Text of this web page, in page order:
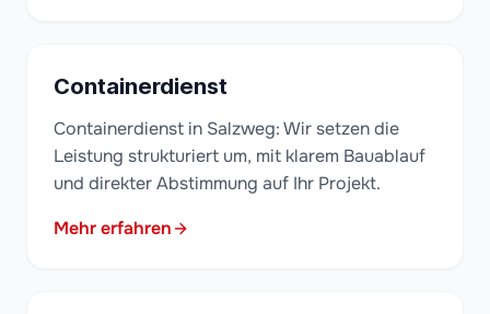
Containerdienst
Containerdienst in Salzweg: Wir setzen die
Leistung strukturiert um, mit klarem Bauablauf
und direkter Abstimmung auf Ihr Projekt.
Mehr erfahren